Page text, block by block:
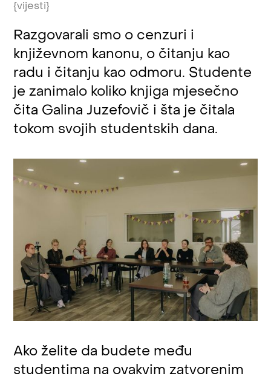
{vijesti}
Razgovarali smo o cenzuri i
književnom kanonu, o čitanju kao
radu i čitanju kao odmoru. Studente
je zanimalo koliko knjiga mjesečno
čita Galina Juzefovič i šta je čitala
tokom svojih studentskih dana.
Ako želite da budete među
studentima na ovakvim zatvorenim